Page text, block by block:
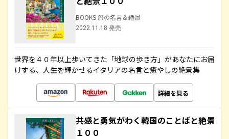
BOOKS 旅の名言＆絶景
2022.11.18 発売
世界を４０年以上歩いてきた「地球の歩き方」があなたにお届
けする、人生を輝かせるイタリアの名言と癒やしの絶景集
詳細を見る
共感と勇気がわく韓国のことばと絶景
１００